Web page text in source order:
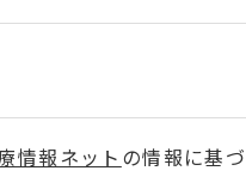
情報ネット の情報に基